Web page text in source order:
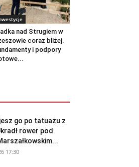
nad Strugiem w
coraz bliżej.
i podpory
go po tatuażu z
rower pod
17:30